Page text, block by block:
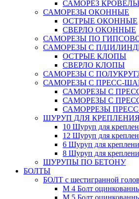
САМОРЕЗ
САМОРЕЗЫ ОКОННЫЕ
ОСТРЫЕ ОКОННЫЕ
СВЕРЛО ОКОННЫЕ
САМОРЕЗЫ ПО
САМОРЕЗЫ С П/
ОСТРЫЕ КЛОПЫ
СВЕРЛО КЛОПЫ
САМОРЕЗЫ С
САМОРЕЗЫ С ПРЕСС-
САМОРЕЗЫ С
САМОРЕЗЫ С
САМОРРЕЗЫ
ШУРУП ДЛЯ КРЕПЛЕНИЯ
10 Шуруп для
12 Шуруп для
6 Шуруп для
8 Шуруп для
ШУРУПЫ ПО БЕТОНУ
БОЛТЫ
БОЛТ с шестигранной
М 4 Болт
М 5 Болт